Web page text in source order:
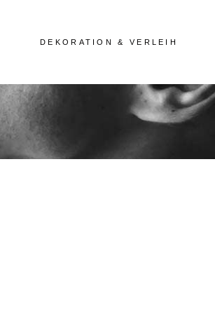
DEKORATION & VERLEIH